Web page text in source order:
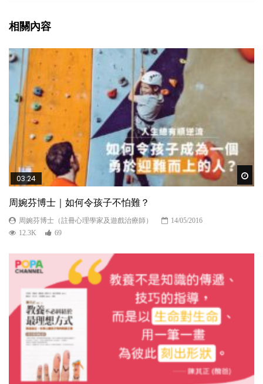
相關內容
03:24
周婉芬博士｜如何令孩子不怕難？
周婉芬博士（註冊心理學家及遊戲治療師）
14/05/2016
12.3K
69